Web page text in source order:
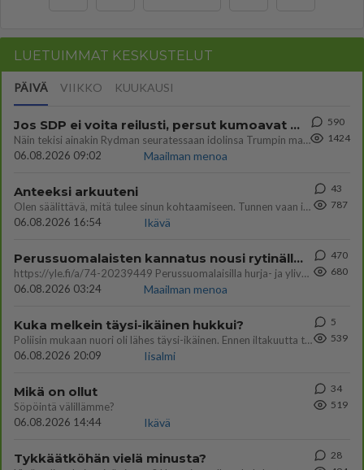
LUETUIMMAT KESKUSTELUT
PÄIVÄ VIIKKO KUUKAUSI
Jos SDP ei voita reilusti, persut kumoavat demokratian Suomesta
Näin tekisi ainakin Rydman seuratessaan idolinsa Trumpin mallia https://www.is.fi/politiikka/art-2000012187244.html
06.08.2026 09:02
Maailman menoa
590
1424
Anteeksi arkuuteni
Olen säälittävä, mitä tulee sinun kohtaamiseen. Tunnen vaan itseni todella epävarmaksi sun kanssa. Jos minun olisi pitän
06.08.2026 16:54
Ikävä
43
787
Perussuomalaisten kannatus nousi rytinällä Ylen tänään julkaisemassa tuoreimmassa gallup-kyselyssä.
https://yle.fi/a/74-20239449 Perussuomalaisilla hurja- ja ylivoimaisesti suurin nousu tässä uudessa Ylen gallupissa. Kyl
06.08.2026 03:24
Maailman menoa
470
680
Kuka melkein täysi-ikäinen hukkui?
Poliisin mukaan nuori oli lähes täysi-ikäinen. Ennen iltakuutta tulleen ilmoituksen mukaan ihminen oli joutunut mahdoll
06.08.2026 20:09
Iisalmi
5
539
Mikä on ollut
Söpöintä välillämme?
06.08.2026 14:44
Ikävä
34
519
Tykkäätköhän vielä minusta?
28